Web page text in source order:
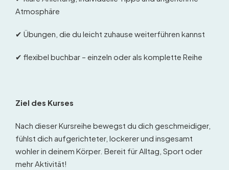
Atmosphäre
✔ Übungen, die du leicht zuhause weiterführen kannst
✔ flexibel buchbar – einzeln oder als komplette Reihe
Ziel des Kurses
Nach dieser Kursreihe bewegst du dich geschmeidiger,
fühlst dich aufgerichteter, lockerer und insgesamt
wohler in deinem Körper. Bereit für Alltag, Sport oder
mehr Aktivität!